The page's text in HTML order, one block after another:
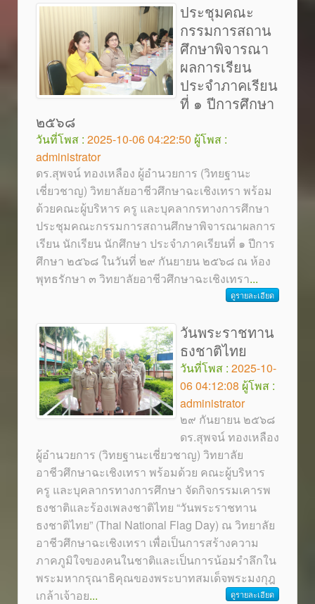
ประชุมคณะ
กรรมการสถาน
ศึกษาพิจารณา
ผลการเรียน
ประจำภาคเรียน
ที่ ๑ ปีการศึกษา
๒๕๖๘
วันที่โพส : 2025-10-06 04:22:50 ผู้โพส :
administrator
ดร.สุพจน์ ทองเหลือง ผู้อำนวยการ (วิทยฐานะ
เชี่ยวชาญ) วิทยาลัยอาชีวศึกษาฉะเชิงเทรา พร้อม
ด้วยคณะผู้บริหาร ครู และบุคลากรทางการศึกษา
ประชุมคณะกรรมการสถานศึกษาพิจารณาผลการ
เรียน นักเรียน นักศึกษา ประจำภาคเรียนที่ ๑ ปีการ
ศึกษา ๒๕๖๘ ในวันที่ ๒๙ กันยายน ๒๕๖๘ ณ ห้อง
พุทธรักษา ๓ วิทยาลัยอาชีวศึกษาฉะเชิงเทรา...
ดูรายละเอียด
วันพระราชทาน
ธงชาติไทย
วันที่โพส : 2025-10-
06 04:12:08 ผู้โพส :
administrator
๒๙ กันยายน ๒๕๖๘
ดร.สุพจน์ ทองเหลือง
ผู้อำนวยการ (วิทยฐานะเชี่ยวชาญ) วิทยาลัย
อาชีวศึกษาฉะเชิงเทรา พร้อมด้วย คณะผู้บริหาร
ครู และบุคลากรทางการศึกษา จัดกิจกรรมเคารพ
ธงชาติและร้องเพลงชาติไทย “วันพระราชทาน
ธงชาติไทย” (Thai National Flag Day) ณ วิทยาลัย
อาชีวศึกษาฉะเชิงเทรา เพื่อเป็นการสร้างความ
ภาคภูมิใจของคนในชาติและเป็นการน้อมรำลึกใน
พระมหากรุณาธิคุณของพระบาทสมเด็จพระมงกุฎ
เกล้าเจ้าอย... ดูรายละเอียด